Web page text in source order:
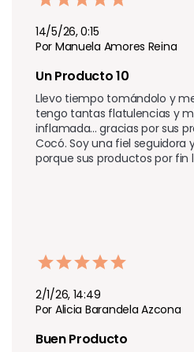
14/5/26, 0:15
Por Manuela Amores Reina
Un Producto 10
Llevo tiempo tomándolo y
tengo tantas flatulencias y
inflamada... gracias por sus
Cocó. Soy una fiel
porque sus productos por fin
2/1/26, 14:49
Por Alicia Barandela Azcona
Buen Producto